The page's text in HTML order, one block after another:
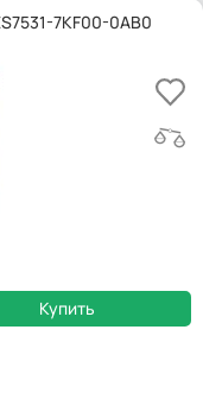
7KF00-0AB0
Купить